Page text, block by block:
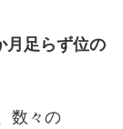
月足らず位の
数々の